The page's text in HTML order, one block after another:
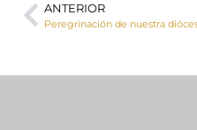
ANTERIOR